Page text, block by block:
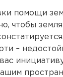
помощи
чтобы
–